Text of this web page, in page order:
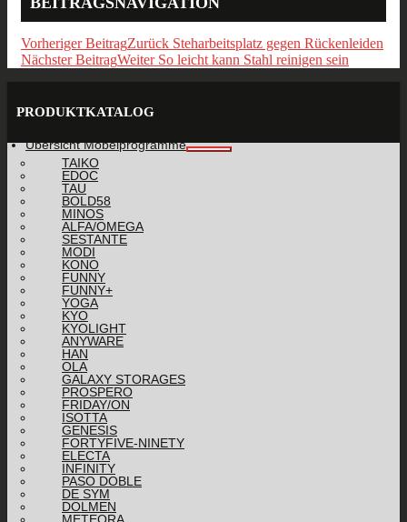
Vorheriger BeitragZurück Steharbeitsplatz gegen Rückenleiden
Nächster BeitragWeiter So leicht kann Stahl reinigen sein
PRODUKTKATALOG
Übersicht Möbelprogramme
TAIKO
EDOC
TAU
BOLD58
MINOS
ALFA/OMEGA
SESTANTE
MODI
KONO
FUNNY
FUNNY+
YOGA
KYO
KYOLIGHT
ANYWARE
HAN
OLA
GALAXY STORAGES
PROSPERO
FRIDAY/ON
ISOTTA
GENESIS
FORTYFIVE-NINETY
ELECTA
INFINITY
PASO DOBLE
DE SYM
DOLMEN